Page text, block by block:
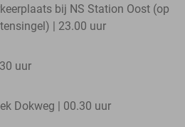
bij NS Station Oost (op
| 23.00 uur
uur
Dokweg | 00.30 uur